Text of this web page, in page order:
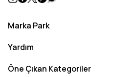
Marka Park
Yardım
Öne Çıkan Kategoriler